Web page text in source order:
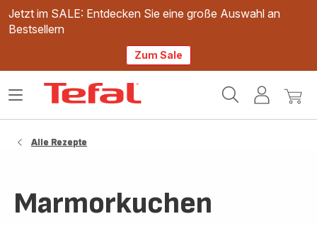
Jetzt im SALE: Entdecken Sie eine große Auswahl an
Bestsellern
Zum Sale
Mein
Mein
Das
Alle Rezepte
Marmorkuchen